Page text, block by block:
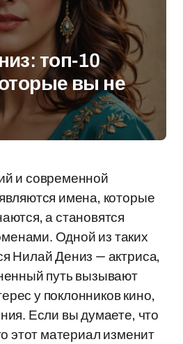
топ-10
вы не
и современной
имена, которые
а становятся
Одной из таких
Нилай Дениз — актриса,
путь вызывают
у поклонников кино,
Если вы думаете, что
этот материал изменит